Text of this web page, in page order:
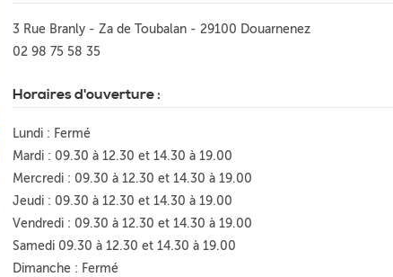
3 Rue Branly - Za de Toubalan - 29100 Douarnenez
02 98 75 58 35
Horaires d'ouverture :
Lundi : Fermé
Mardi : 09.30 à 12.30 et 14.30 à 19.00
Mercredi : 09.30 à 12.30 et 14.30 à 19.00
Jeudi : 09.30 à 12.30 et 14.30 à 19.00
Vendredi : 09.30 à 12.30 et 14.30 à 19.00
Samedi 09.30 à 12.30 et 14.30 à 19.00
Dimanche : Fermé